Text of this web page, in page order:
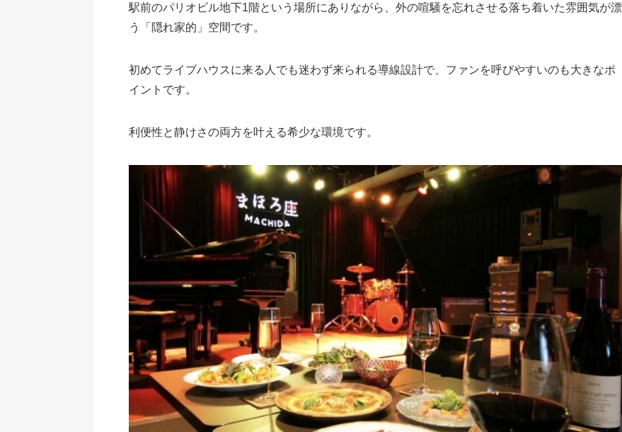
駅前のパリオビル地下1階という場所にありながら、外の喧騒を忘れさせる落ち着いた雰囲気が漂
う「隠れ家的」空間です。
初めてライブハウスに来る人でも迷わず来られる導線設計で、ファンを呼びやすいのも大きなポ
イントです。
利便性と静けさの両方を叶える希少な環境です。